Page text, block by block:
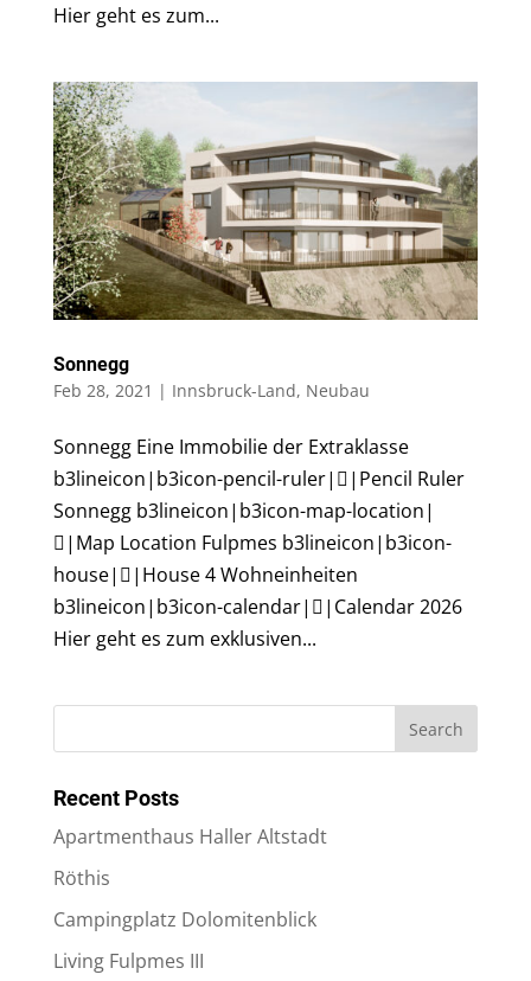
Hier geht es zum...
Sonnegg
Feb 28, 2021 | Innsbruck-Land, Neubau
Sonnegg Eine Immobilie der Extraklasse
b3lineicon|b3icon-pencil-ruler||Pencil Ruler
Sonnegg b3lineicon|b3icon-map-location|
|Map Location Fulpmes b3lineicon|b3icon-
house||House 4 Wohneinheiten
b3lineicon|b3icon-calendar||Calendar 2026
Hier geht es zum exklusiven...
Recent Posts
Apartmenthaus Haller Altstadt
Röthis
Campingplatz Dolomitenblick
Living Fulpmes III